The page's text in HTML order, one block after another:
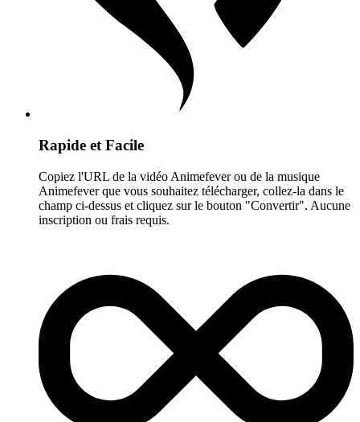
Rapide et Facile
Copiez l'URL de la vidéo Animefever ou de la musique
Animefever que vous souhaitez télécharger, collez-la dans le
champ ci-dessus et cliquez sur le bouton "Convertir". Aucune
inscription ou frais requis.